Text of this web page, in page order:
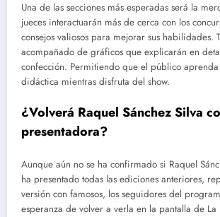
Una de las secciones más esperadas será la
jueces interactuarán más de cerca con los
consejos valiosos para mejorar sus habilidades.
acompañado de gráficos que explicarán en
confección. Permitiendo que el público
didáctica mientras disfruta del show.
¿Volverá Raquel Sánchez Silva
presentadora?
Aunque aún no se ha confirmado si Raquel
ha presentado todas las ediciones anteriores,
versión con famosos, los seguidores del
esperanza de volver a verla en la pantalla de La